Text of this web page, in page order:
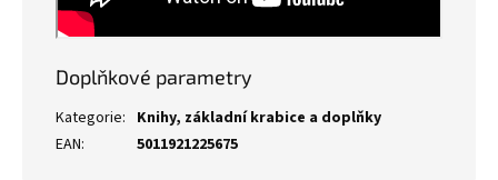
Doplňkové parametry
Kategorie: Knihy, základní krabice a doplňky
EAN: 5011921225675